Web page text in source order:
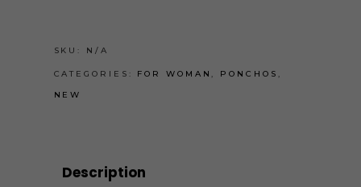
SKU: N/A
CATEGORIES: FOR WOMAN , PONCHOS ,
NEW
Description